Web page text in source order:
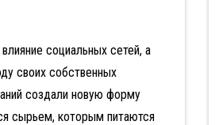
социальных сетей, а
своих собственных
создали новую форму
сырьем, которым питаются
Битлз: Вернись: